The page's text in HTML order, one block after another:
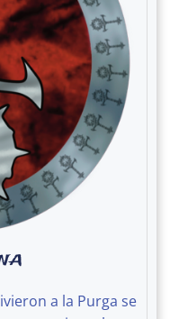
a la Purga se